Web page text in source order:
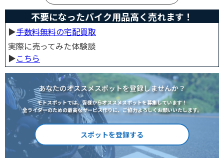
不要になったバイク用品高く売れます！
▶︎手数料無料の宅配買取
実際に売ってみた体験談
▶︎こちら
あなたのオススメスポットを登録しませんか？
モトスポットでは、皆様からオススメスポットを募集しています！
全ライダーのための最高なサービス作りに、ご協力よろしくお願いいたします。
スポットを登録する